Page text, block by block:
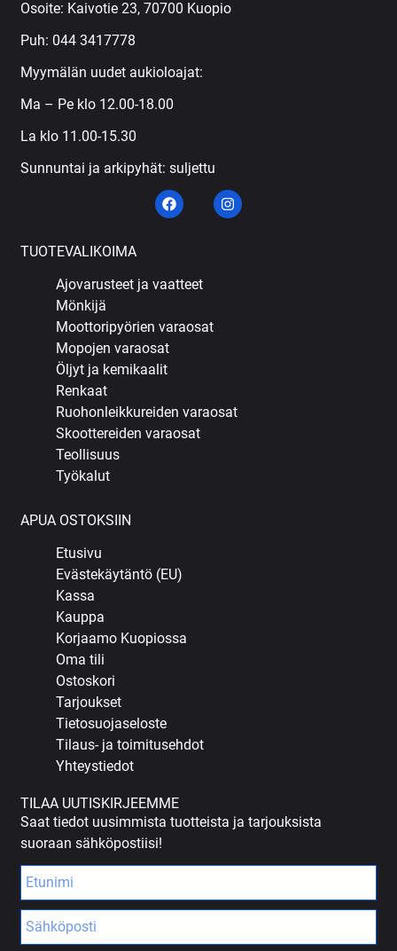
Osoite: Kaivotie 23, 70700 Kuopio
Puh: 044 3417778
Myymälän uudet aukioloajat:
Ma – Pe klo 12.00-18.00
La klo 11.00-15.30
Sunnuntai ja arkipyhät: suljettu
TUOTEVALIKOIMA
Ajovarusteet ja vaatteet
Mönkijä
Moottoripyörien varaosat
Mopojen varaosat
Öljyt ja kemikaalit
Renkaat
Ruohonleikkureiden varaosat
Skoottereiden varaosat
Teollisuus
Työkalut
APUA OSTOKSIIN
Etusivu
Evästekäytäntö (EU)
Kassa
Kauppa
Korjaamo Kuopiossa
Oma tili
Ostoskori
Tarjoukset
Tietosuojaseloste
Tilaus- ja toimitusehdot
Yhteystiedot
TILAA UUTISKIRJEEMME
Saat tiedot uusimmista tuotteista ja tarjouksista
suoraan sähköpostiisi!